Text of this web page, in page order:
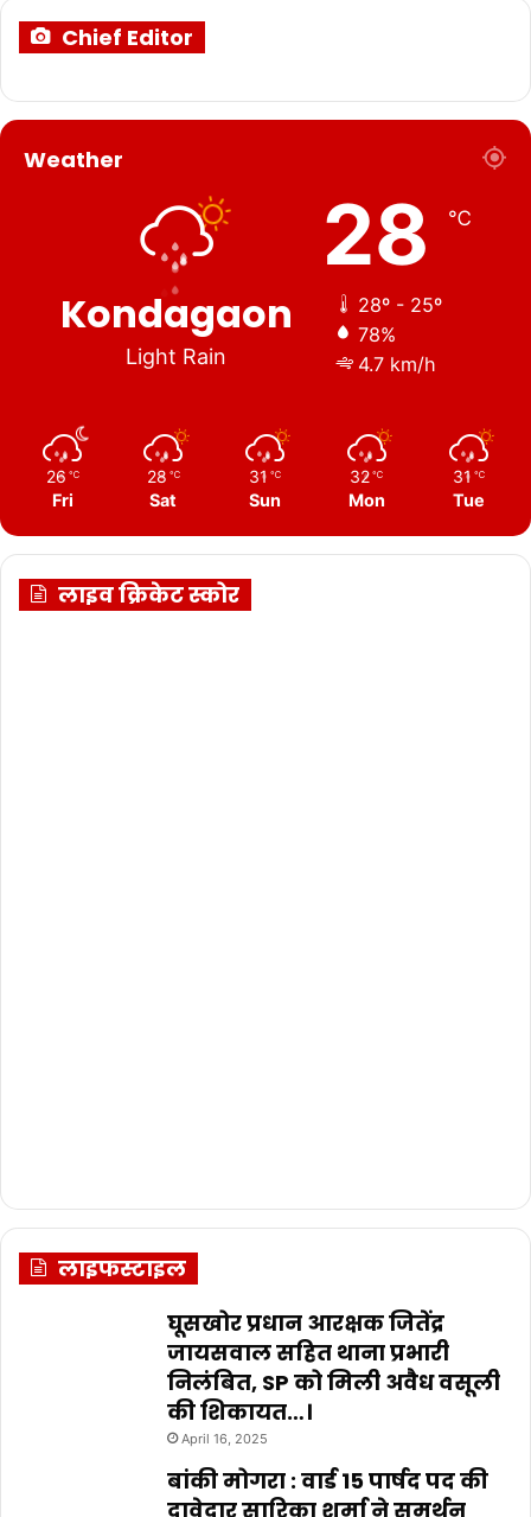
Chief Editor
Weather
Kondagaon
Light Rain
28 ℃
28º - 25º
78%
4.7 km/h
26 ℃
Fri
28 ℃
Sat
31 ℃
Sun
32 ℃
Mon
31 ℃
Tue
लाइव क्रिकेट स्कोर
लाइफस्टाइल
घूसखोर प्रधान आरक्षक जितेंद्र
जायसवाल सहित थाना प्रभारी
निलंबित, SP को मिली अवैध वसूली
की शिकायत…।
April 16, 2025
बांकी मोगरा : वार्ड 15 पार्षद पद की
दावेदार सारिका शर्मा ने समर्थन